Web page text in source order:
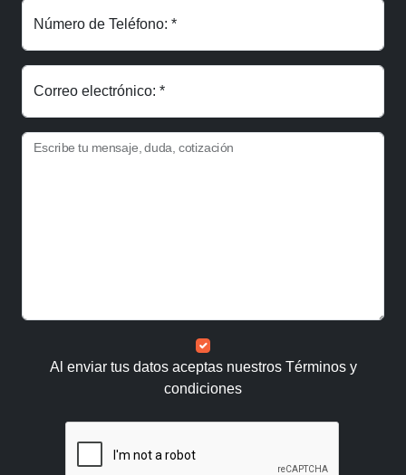
Número de Teléfono: *
Correo electrónico: *
Escribe tu mensaje, duda, cotización
Al enviar tus datos aceptas nuestros Términos y
condiciones